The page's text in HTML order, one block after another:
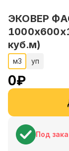
ЭКОВЕР
куб.м)
м3 уп
0₽
Под